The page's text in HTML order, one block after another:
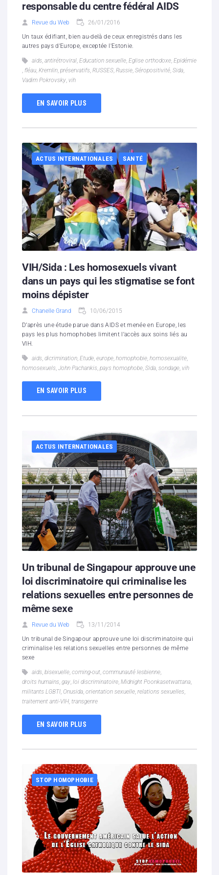
responsable du centre fédéral AIDS
Revue du Web 26/01/2016
Un taux édifiant, bien au-delà de ceux enregistrés dans les
autres pays d'Europe, exceptée l'Estonie.
aids, antirétroviral, Education sexuelle, Eglise orthodoxe, Epidémie
, fléau, Kremlin, préservatifs, RUSSES, Russie, Séropositivité, Sida,
Vadim Pokrovsky, vih
EN SAVOIR PLUS
ACTUS INTERNATIONALES SANTÉ
VIH/Sida : Les homosexuels vivant
dans un pays qui les stigmatise se font
moins dépister
Chanelle Grand 10/06/2015
D’après une étude parue dans AIDS et menée en Europe, les
pays les plus homophobes limitent l’accès aux soins liés au
VIH.
aids dicrimination Etude europe homophobie homosexualite
homosexuels John Pachankis pays homophobe Sida sondage vih
EN SAVOIR PLUS
ACTUS INTERNATIONALES
Un tribunal de Singapour approuve une
loi discriminatoire qui criminalise les
relations sexuelles entre personnes de
même sexe
Revue du Web 13/11/2014
Un tribunal de Singapour approuve une loi discriminatoire qui
criminalise les relations sexuelles entre personnes de même
sexe
aids, bisexuelle, coming-out, communauté lesbienne,
droits humains, gay, loi discriminatoire, Midnight Poonkasetwattana,
militants LGBTI, Onusida, orientation sexuelle, relations sexuelles,
traitement anti-VIH, transgenre
EN SAVOIR PLUS
STOP HOMOPHOBIE